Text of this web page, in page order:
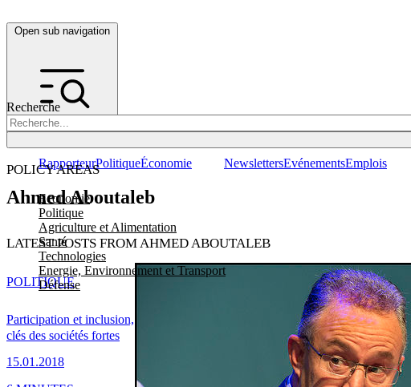
Open sub navigation
Recherche
POLICY AREAS
Economie
Politique
Agriculture et Alimentation
Santé
Technologies
Energie, Environnement et Transport
Défense
RapporteurPolitiqueÉconomie NewslettersEvénementsEmplois
Ahmed Aboutaleb
LATEST POSTS FROM AHMED ABOUTALEB
Participation et inclusion,
clés des sociétés fortes
15.01.2018
POLITIQUE